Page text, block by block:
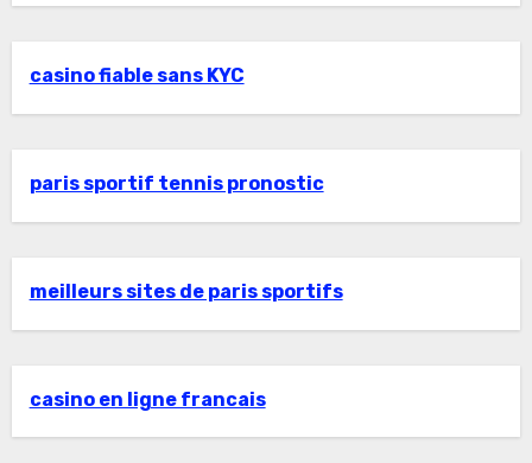
casino fiable sans KYC
paris sportif tennis pronostic
meilleurs sites de paris sportifs
casino en ligne francais